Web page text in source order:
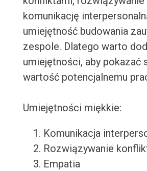
komunikację
umiejętność budowania
zespole. Dlatego warto
umiejętności, aby pokazać
wartość potencjalnemu
Umiejętności miękkie:
Komunikacja
Rozwiązywanie
Empatia